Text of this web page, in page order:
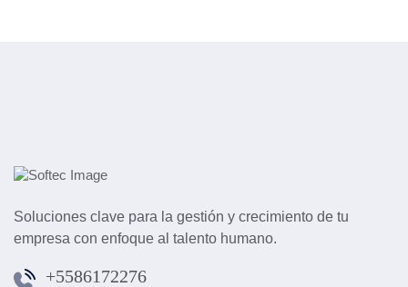
Soluciones clave para la gestión y crecimiento de tu
empresa con enfoque al talento humano.
+5586172276